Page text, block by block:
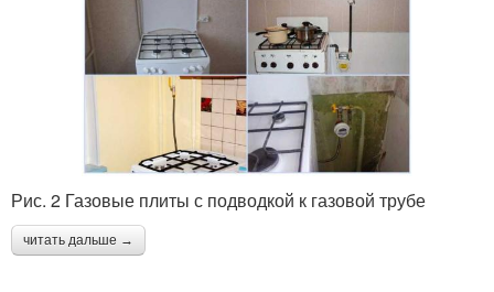
Рис. 2 Газовые плиты с подводкой к газовой трубе
читать дальше →